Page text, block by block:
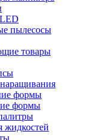
пылесосы
товары
формы
формы
жидкостей